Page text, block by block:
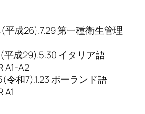
平成26).7.29 第一種衛生管理
平成29).5.30 イタリア語
A1-A2
令和7).1.23 ポーランド語
A1